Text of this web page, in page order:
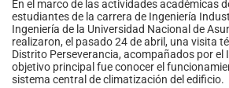
En el marco de las actividades académicas
estudiantes de la carrera de Ingeniería
Ingeniería de la Universidad Nacional de
realizaron, el pasado 24 de abril, una visita
Distrito Perseverancia, acompañados por el
objetivo principal fue conocer el
sistema central de climatización del edificio.